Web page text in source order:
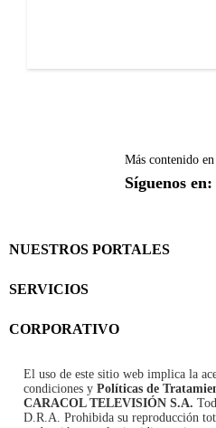
Más contenido en
Síguenos en:
NUESTROS PORTALES
SERVICIOS
CORPORATIVO
El uso de este sitio web implica la
condiciones y Políticas de
CARACOL TELEVISIÓN S.A.
D.R.A. Prohibida su reproducción